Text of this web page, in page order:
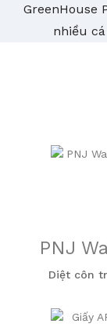
GreenHouse
nhiều
PNJ
Diệt côn